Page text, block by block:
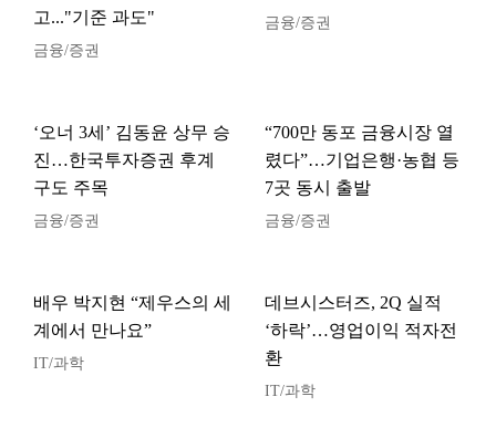
고..."기준 과도"
금융/증권
금융/증권
‘오너 3세’ 김동윤 상무 승
진…한국투자증권 후계
구도 주목
금융/증권
“700만 동포 금융시장 열
렸다”…기업은행·농협 등
7곳 동시 출발
금융/증권
배우 박지현 “제우스의 세
계에서 만나요”
IT/과학
데브시스터즈, 2Q 실적
‘하락’…영업이익 적자전
환
IT/과학